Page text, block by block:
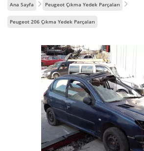
Ana Sayfa Peugeot Çıkma Yedek Parçaları
Peugeot 206 Çıkma Yedek Parçaları